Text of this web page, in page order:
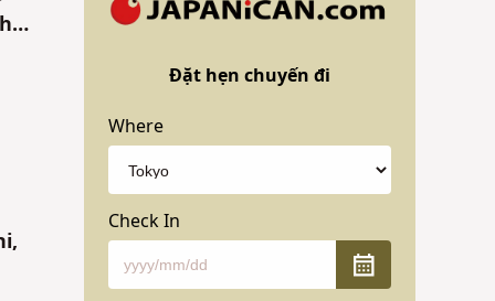
Đặt hẹn chuyến đi
Where
Check In